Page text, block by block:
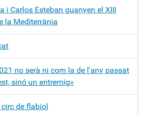
i Carlos Esteban guanyen el XIII
la Mediterrània
no serà ni com la de l'any passat
sinó un entremig»
de flabiol